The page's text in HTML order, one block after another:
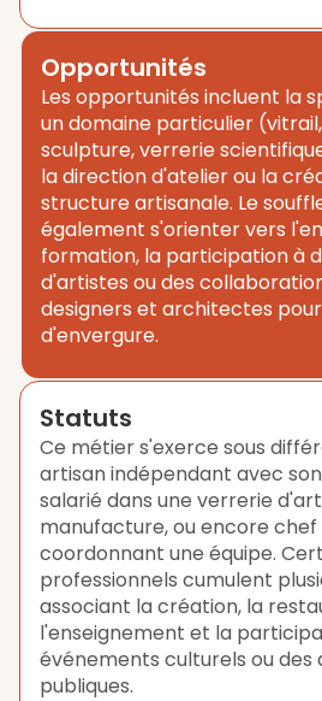
Opportunités
Les opportunités incluent la
un domaine particulier
sculpture, verrerie
la direction d'atelier ou la
structure artisanale. Le
également s'orienter vers
formation, la participation à
d'artistes ou des
designers et architectes
d'envergure.
Statuts
Ce métier s'exerce sous
artisan indépendant avec
salarié dans une verrerie
manufacture, ou encore
coordonnant une équipe.
professionnels cumulent
associant la création, la
l'enseignement et la
événements culturels ou
publiques.